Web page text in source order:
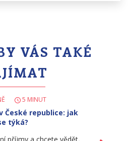
VÁS TAKÉ
5 MINUT
České republice: jak
týká?